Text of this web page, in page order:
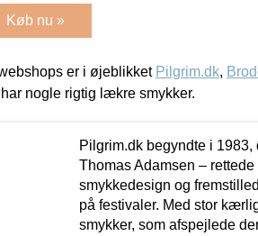
Køb nu »
er i øjeblikket Pilgrim.dk,
nogle rigtig lækre smykker.
Pilgrim.dk begyndte i
Thomas Adamsen –
smykkedesign og
på festivaler. Med stor
smykker, som afspejlede